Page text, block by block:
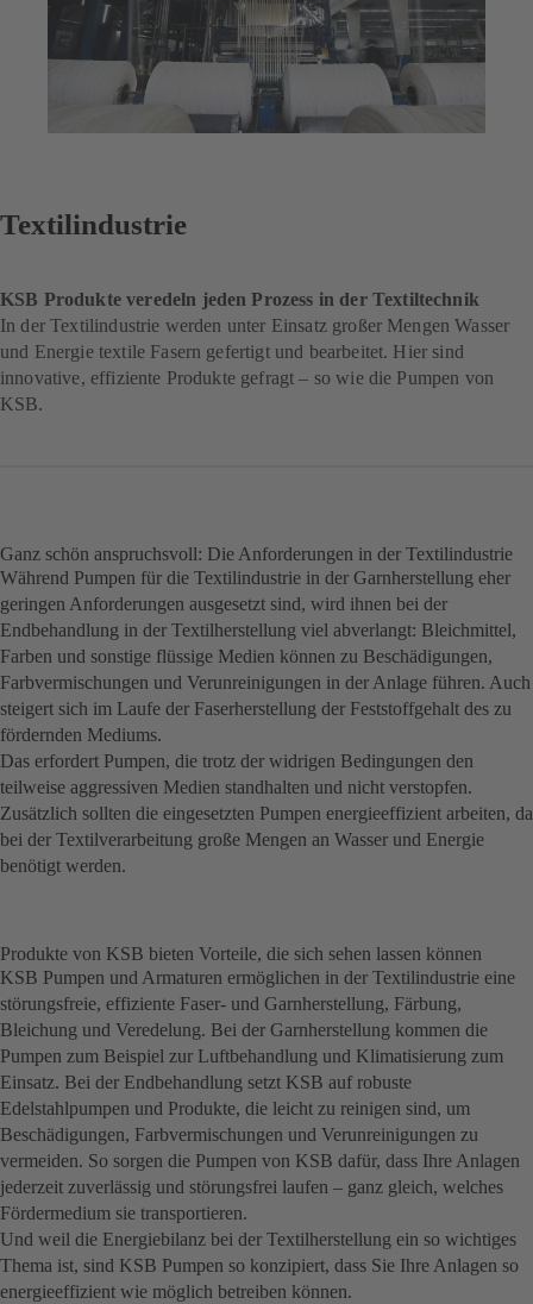
Textilindustrie
KSB Produkte veredeln jeden Prozess in der Textiltechnik
In der Textilindustrie werden unter Einsatz großer Mengen Wasser
und Energie textile Fasern gefertigt und bearbeitet. Hier sind
innovative, effiziente Produkte gefragt – so wie die Pumpen von
KSB.
Ganz schön anspruchsvoll: Die Anforderungen in der Textilindustrie
Während Pumpen für die Textilindustrie in der Garnherstellung eher
geringen Anforderungen ausgesetzt sind, wird ihnen bei der
Endbehandlung in der Textilherstellung viel abverlangt: Bleichmittel,
Farben und sonstige flüssige Medien können zu Beschädigungen,
Farbvermischungen und Verunreinigungen in der Anlage führen. Auch
steigert sich im Laufe der Faserherstellung der Feststoffgehalt des zu
fördernden Mediums.
Das erfordert Pumpen, die trotz der widrigen Bedingungen den
teilweise aggressiven Medien standhalten und nicht verstopfen.
Zusätzlich sollten die eingesetzten Pumpen energieeffizient arbeiten, da
bei der Textilverarbeitung große Mengen an Wasser und Energie
benötigt werden.
Produkte von KSB bieten Vorteile, die sich sehen lassen können
KSB Pumpen und Armaturen ermöglichen in der Textilindustrie eine
störungsfreie, effiziente Faser- und Garnherstellung, Färbung,
Bleichung und Veredelung. Bei der Garnherstellung kommen die
Pumpen zum Beispiel zur Luftbehandlung und Klimatisierung zum
Einsatz. Bei der Endbehandlung setzt KSB auf robuste
Edelstahlpumpen und Produkte, die leicht zu reinigen sind, um
Beschädigungen, Farbvermischungen und Verunreinigungen zu
vermeiden. So sorgen die Pumpen von KSB dafür, dass Ihre Anlagen
jederzeit zuverlässig und störungsfrei laufen – ganz gleich, welches
Fördermedium sie transportieren.
Und weil die Energiebilanz bei der Textilherstellung ein so wichtiges
Thema ist, sind KSB Pumpen so konzipiert, dass Sie Ihre Anlagen so
energieeffizient wie möglich betreiben können.